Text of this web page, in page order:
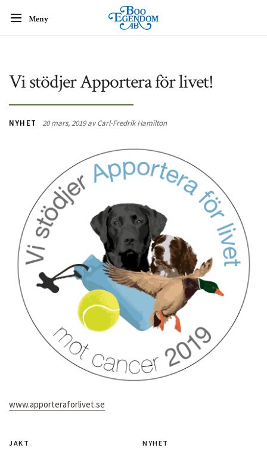
Meny
Vi stödjer Apportera för livet!
NYHET 20 mars, 2019 av Carl-Fredrik Hamilton
www.apporteraforlivet.se
JAKT NYHET